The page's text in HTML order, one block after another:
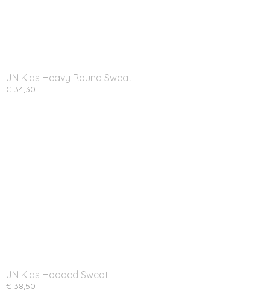
JN Kids Heavy Round Sweat
€ 34,30
JN Kids Hooded Sweat
€ 38,50